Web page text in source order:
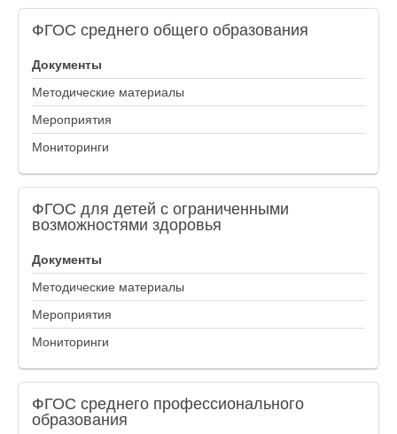
ФГОС среднего общего образования
Документы
Методические материалы
Мероприятия
Мониторинги
ФГОС для детей с ограниченными
возможностями здоровья
Документы
Методические материалы
Мероприятия
Мониторинги
ФГОС среднего профессионального
образования